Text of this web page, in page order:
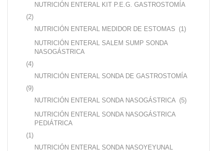
NUTRICIÓN ENTERAL KIT P.E.G. GASTROSTOMÍA
(2)
NUTRICIÓN ENTERAL MEDIDOR DE ESTOMAS (1)
NUTRICIÓN ENTERAL SALEM SUMP SONDA
NASOGÁSTRICA
(4)
NUTRICIÓN ENTERAL SONDA DE GASTROSTOMÍA
(9)
NUTRICIÓN ENTERAL SONDA NASOGÁSTRICA (5)
NUTRICIÓN ENTERAL SONDA NASOGÁSTRICA
PEDIÁTRICA
(1)
NUTRICIÓN ENTERAL SONDA NASOYEYUNAL